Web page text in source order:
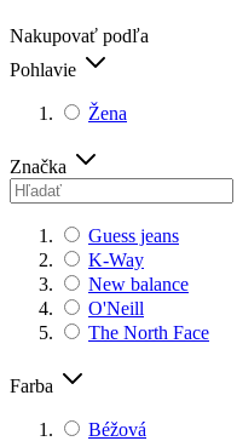
Nakupovať podľa
Pohlavie
Žena
Značka
Guess jeans
K-Way
New balance
O'Neill
The North Face
Farba
Béžová